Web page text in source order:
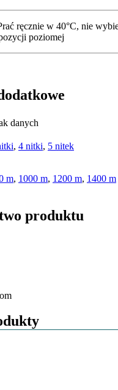
ręcznie w 40°C, nie
poziomej
danych
, 4 nitki, 5 nitek
m, 1000 m, 1200 m, 1400 m
produktu